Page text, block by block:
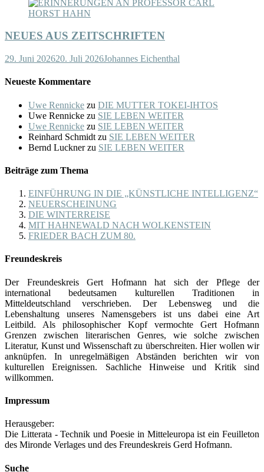
NEUES AUS ZEITSCHRIFTEN
29. Juni 202620. Juli 2026Johannes Eichenthal
Neueste Kommentare
Uwe Rennicke zu DIE MUTTER TOKEI-IHTOS
Uwe Rennicke zu SIE LEBEN WEITER
Uwe Rennicke zu SIE LEBEN WEITER
Reinhard Schmidt zu SIE LEBEN WEITER
Bernd Lucknerzu SIE LEBEN WEITER
Beiträge zum Thema
EINFÜHRUNG IN DIE „KÜNSTLICHE INTELLIGENZ“
NEUERSCHEINUNG
DIE WINTERREISE
MIT HAHNEWALD NACH WOLKENSTEIN
FRIEDER BACH ZUM 80.
Freundeskreis
Der Freundeskreis Gert Hofmann hat sich der Pflege der
international bedeutsamen kulturellen Traditionen in
Mitteldeutschland verschrieben. Der Lebensweg und die
Lebenshaltung unseres Namensgebers ist uns dabei eine Art
Leitbild. Als philosophischer Kopf vermochte Gert Hofmann
Grenzen zwischen literarischen Genres, wie solche zwischen
Literatur, Kunst und Wissenschaft zu überschreiten. Hier wollen wir
anknüpfen. In unregelmäßigen Abständen berichten wir von
kulturellen Ereignissen. Sachliche Hinweise und Kritik sind
willkommen.
Impressum
Herausgeber:
Die Litterata - Technik und Poesie in Mitteleuropa ist ein Feuilleton
des Mironde Verlages und des Freundeskreis Gerd Hofmann.
Suche